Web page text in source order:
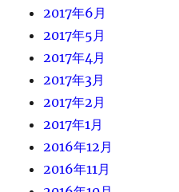
2017年6月
2017年5月
2017年4月
2017年3月
2017年2月
2017年1月
2016年12月
2016年11月